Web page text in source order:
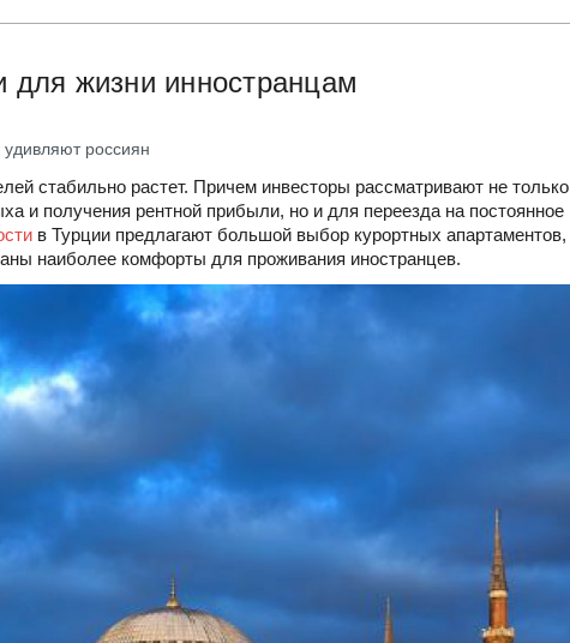
жизни инностранцам
россиян
стабильно растет. Причем инвесторы рассматривают не только
и получения рентной прибыли, но и для переезда на постоянное
в Турции предлагают большой выбор курортных апартаментов,
наиболее комфорты для проживания иностранцев.